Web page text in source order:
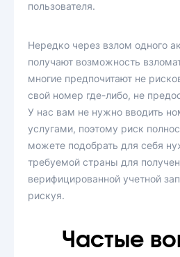
пользователя.
Нередко через взлом одного
получают возможность
многие предпочитают не
свой номер где-либо, не
У нас вам не нужно вводить
услугами, поэтому риск
можете подобрать для себя
требуемой страны для
верифицированной учетной
рискуя.
Частые